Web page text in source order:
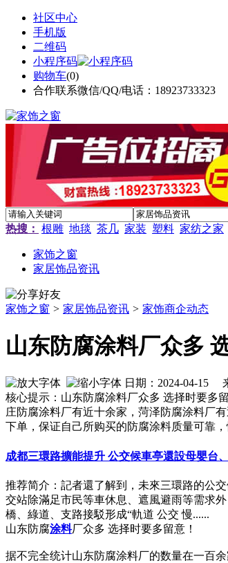
社区中心
手机版
二维码
小程序码
购物车(0)
合作联系微信/QQ/电话：18923733323
热搜： 根雕 地毯 茶几 家装 塑料 家纺之家
家饰之窗
家居饰品资讯
家饰之窗 > 家居饰品资讯 > 家饰商企动态
山东防腐涂料厂众多
日期：2024-04-15
核心提示：山东防腐涂料厂众多 选择时要多
庄防腐涂料厂有近十余家，菏泽防腐涂料厂
下单，保证自己所购买的防腐涂料质量可靠
成都三環路擴能提升 公交候車亭還設母嬰台
推荐简介：記者還了解到，未來三環路的公
交站除滿足市民等車休息、遮風避雨等需求
橋、綠道、支路接駁形成“軌道 公交 慢......
山东防腐涂料厂众多 选择时要多留意！
据不完全统计山东防腐涂料厂的数量在一百